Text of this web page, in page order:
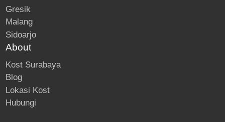
Gresik
Malang
Sidoarjo
About
Kost Surabaya
Blog
Lokasi Kost
Hubungi